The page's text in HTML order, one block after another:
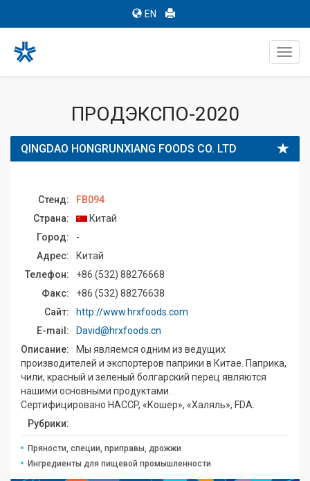
EN
ПРОДЭКСПО-2020
QINGDAO HONGRUNXIANG FOODS CO. LTD
Стенд:
FB094
Страна:
Китай
Город:
-
Адрес:
Китай
Телефон:
+86 (532) 88276668
Факс:
+86 (532) 88276638
Сайт:
http://www.hrxfoods.com
E-mail:
David@hrxfoods.cn
Описание:
Мы являемся одним из ведущих
производителей и экспортеров паприки в Китае. Паприка,
чили, красный и зеленый болгарский перец являются
нашими основными продуктами.
Сертифицировано HACCP, «Кошер», «Халяль», FDA.
Рубрики:
Пряности, специи, приправы, дрожжи
Ингредиенты для пищевой промышленности